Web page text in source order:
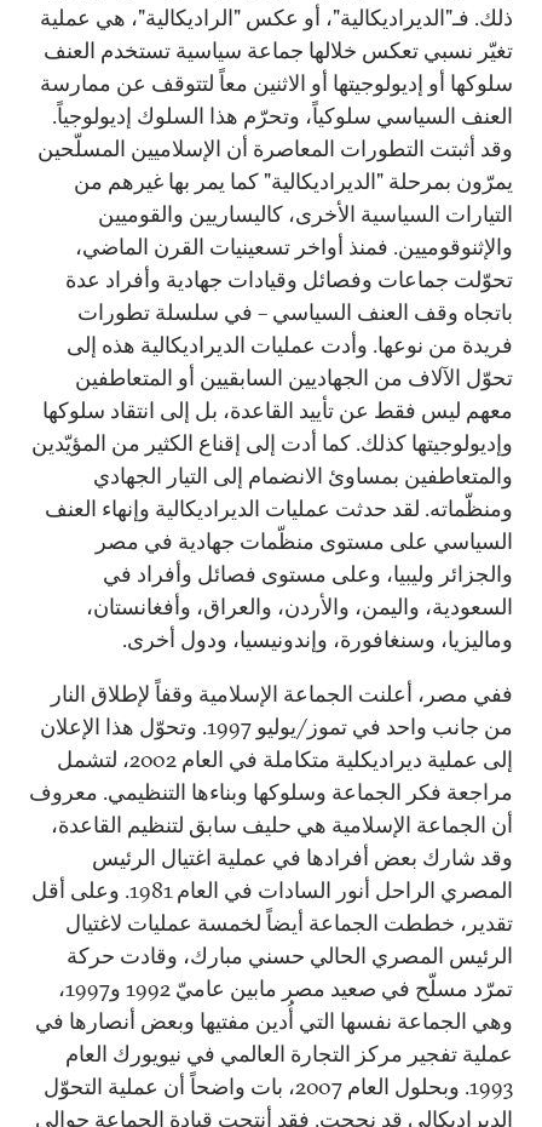
ذلك. فـ"الديراديكالية"، أو عكس "الراديكالية"، هي عملية
تغيّر نسبي تعكس خلالها جماعة سياسية تستخدم العنف
سلوكها أو إديولوجيتها أو الاثنين معاً لتتوقف عن ممارسة
العنف السياسي سلوكياً، وتحرّم هذا السلوك إديولوجياً.
وقد أثبتت التطورات المعاصرة أن الإسلاميين المسلّحين
يمرّون بمرحلة "الديراديكالية" كما يمر بها غيرهم من
التيارات السياسية الأخرى، كاليساريين والقوميين
والإثنوقوميين. فمنذ أواخر تسعينيات القرن الماضي،
تحوّلت جماعات وفصائل وقيادات جهادية وأفراد عدة
باتجاه وقف العنف السياسي – في سلسلة تطورات
فريدة من نوعها. وأدت عمليات الديراديكالية هذه إلى
تحوّل الآلاف من الجهاديين السابقيين أو المتعاطفين
معهم ليس فقط عن تأييد القاعدة، بل إلى انتقاد سلوكها
وإديولوجيتها كذلك. كما أدت إلى إقناع الكثير من المؤيّدين
والمتعاطفين بمساوئ الانضمام إلى التيار الجهادي
ومنظّماته. لقد حدثت عمليات الديراديكالية وإنهاء العنف
السياسي على مستوى منظّمات جهادية في مصر
والجزائر وليبيا، وعلى مستوى فصائل وأفراد في
السعودية، واليمن، والأردن، والعراق، وأفغانستان،
وماليزيا، وسنغافورة، وإندونيسيا، ودول أخرى.
ففي مصر، أعلنت الجماعة الإسلامية وقفاً لإطلاق النار
من جانب واحد في تموز/يوليو 1997. وتحوّل هذا الإعلان
إلى عملية ديراديكلية متكاملة في العام 2002، لتشمل
مراجعة فكر الجماعة وسلوكها وبناءها التنظيمي. معروف
أن الجماعة الإسلامية هي حليف سابق لتنظيم القاعدة،
وقد شارك بعض أفرادها في عملية اغتيال الرئيس
المصري الراحل أنور السادات في العام 1981. وعلى أقل
تقدير، خططت الجماعة أيضاً لخمسة عمليات لاغتيال
الرئيس المصري الحالي حسني مبارك، وقادت حركة
تمرّد مسلّح في صعيد مصر مابين عاميّ 1992 و1997،
وهي الجماعة نفسها التي أُدين مفتيها وبعض أنصارها في
عملية تفجير مركز التجارة العالمي في نيويورك العام
1993. وبحلول العام 2007، بات واضحاً أن عملية التحوّل
الديراديكالي قد نجحت. فقد أنتجت قيادة الجماعة حوالي